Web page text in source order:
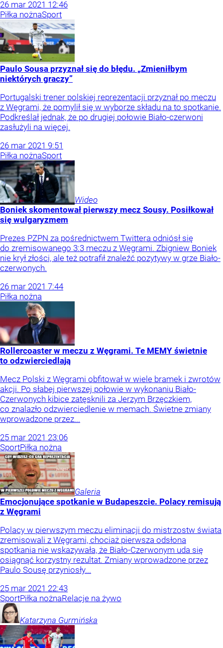
26 mar 2021 12:46
Piłka nożnaSport
Paulo Sousa przyznał się do błędu. „Zmieniłbym
niektórych graczy”
Portugalski trener polskiej reprezentacji przyznał po meczu
z Węgrami, że pomylił się w wyborze składu na to spotkanie.
Podkreślał jednak, że po drugiej połowie Biało-czerwoni
zasłużyli na więcej.
26 mar 2021 9:51
Piłka nożnaSport
Wideo
Boniek skomentował pierwszy mecz Sousy. Posiłkował
się wulgaryzmem
Prezes PZPN za pośrednictwem Twittera odniósł się
do zremisowanego 3:3 meczu z Węgrami. Zbigniew Boniek
nie krył złości, ale też potrafił znaleźć pozytywy w grze Biało-
czerwonych.
26 mar 2021 7:44
Piłka nożna
Rollercoaster w meczu z Węgrami. Te MEMY świetnie
to odzwierciedlają
Mecz Polski z Węgrami obfitował w wiele bramek i zwrotów
akcji. Po słabej pierwszej połowie w wykonaniu Biało-
Czerwonych kibice zatęsknili za Jerzym Brzęczkiem,
co znalazło odzwierciedlenie w memach. Świetne zmiany
wprowadzone przez...
25 mar 2021 23:06
SportPiłka nożna
Galeria
Emocjonujące spotkanie w Budapeszcie. Polacy remisują
z Węgrami
Polacy w pierwszym meczu eliminacji do mistrzostw świata
zremisowali z Węgrami, chociaż pierwsza odsłona
spotkania nie wskazywała, że Biało-Czerwonym uda się
osiągnąć korzystny rezultat. Zmiany wprowadzone przez
Paulo Sousę przyniosły...
25 mar 2021 22:43
SportPiłka nożnaRelacje na żywo
Katarzyna Gurmińska